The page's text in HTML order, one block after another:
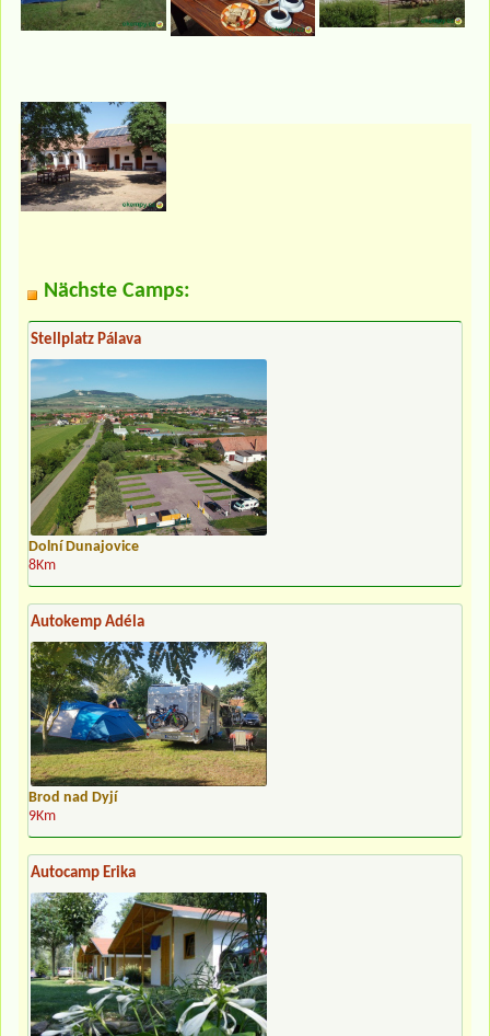
Nächste Camps:
Stellplatz Pálava
Dolní Dunajovice
8Km
Autokemp Adéla
Brod nad Dyjí
9Km
Autocamp Erika